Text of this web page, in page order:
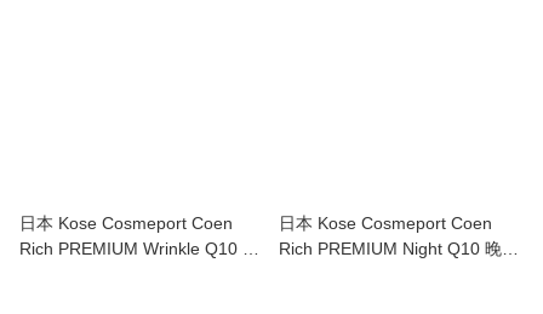
日本 Kose Cosmeport Coen
Rich PREMIUM Wrinkle Q10 抗
日本 Kose Cosmeport Coen
Rich PREMIUM Night Q10 晚間